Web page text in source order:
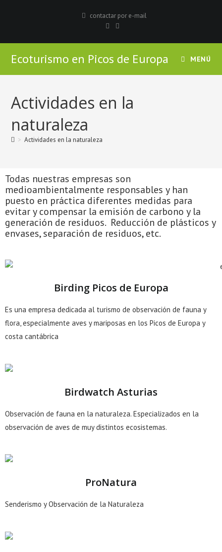
contactar por e-mail
Ecoturismo en Picos de Europa MENÚ
Actividades en la
naturaleza
> Actividades en la naturaleza
Todas nuestras empresas son
medioambientalmente responsables y han
puesto en práctica diferentes medidas para
evitar y compensar la emisión de carbono y la
generación de residuos. Reducción de plásticos y
envases, separación de residuos, etc.
Birding Picos de Europa
Es una empresa dedicada al turismo de observación de fauna y
flora, especialmente aves y mariposas en los Picos de Europa y
costa cantábrica
Birdwatch Asturias
Observación de fauna en la naturaleza. Especializados en la
observación de aves de muy distintos ecosistemas.
ProNatura
Senderismo y Observación de la Naturaleza